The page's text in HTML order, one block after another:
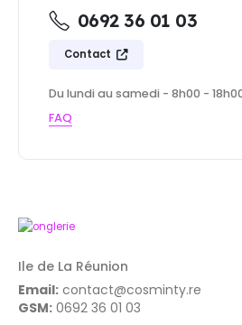
0692 36 01 03
Contact
Du lundi au samedi - 8h00 -
FAQ
Ile de La Réunion
Email: contact@cosminty.re
GSM: 0692 36 01 03